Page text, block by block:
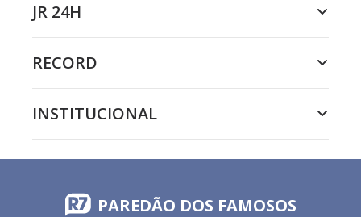
JR 24H
RECORD
INSTITUCIONAL
PAREDÃO DOS FAMOSOS